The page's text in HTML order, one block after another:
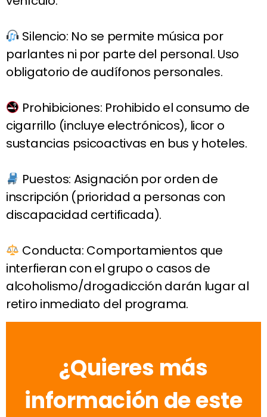
Silencio: No se permite música por
parlantes ni por parte del personal. Uso
obligatorio de audífonos personales.
Prohibiciones: Prohibido el consumo de
cigarrillo (incluye electrónicos), licor o
sustancias psicoactivas en bus y hoteles.
Puestos: Asignación por orden de
inscripción (prioridad a personas con
discapacidad certificada).
Conducta: Comportamientos que
interfieran con el grupo o casos de
alcoholismo/drogadicción darán lugar al
retiro inmediato del programa.
¿Quieres más
información de este